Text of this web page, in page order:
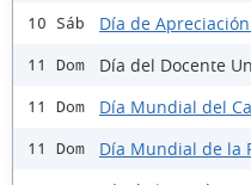
10 Sáb Día de
11 Dom Día del Docente
11 Dom Día Mundial del
11 Dom Día Mundial de la